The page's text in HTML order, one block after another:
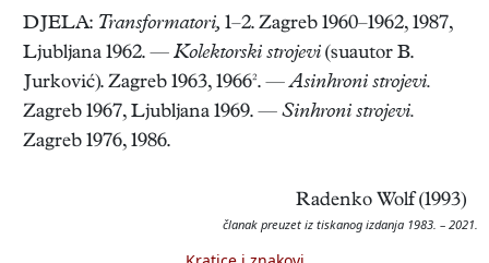
DJELA: Transformatori, 1–2. Zagreb 1960–1962, 1987,
Ljubljana 1962. — Kolektorski strojevi (suautor B.
Jurković). Zagreb 1963, 1966². —Asinhroni strojevi.
Zagreb 1967, Ljubljana 1969. — Sinhroni strojevi.
Zagreb 1976, 1986.
Radenko Wolf (1993)
članak preuzet iz tiskanog izdanja 1983. – 2021.